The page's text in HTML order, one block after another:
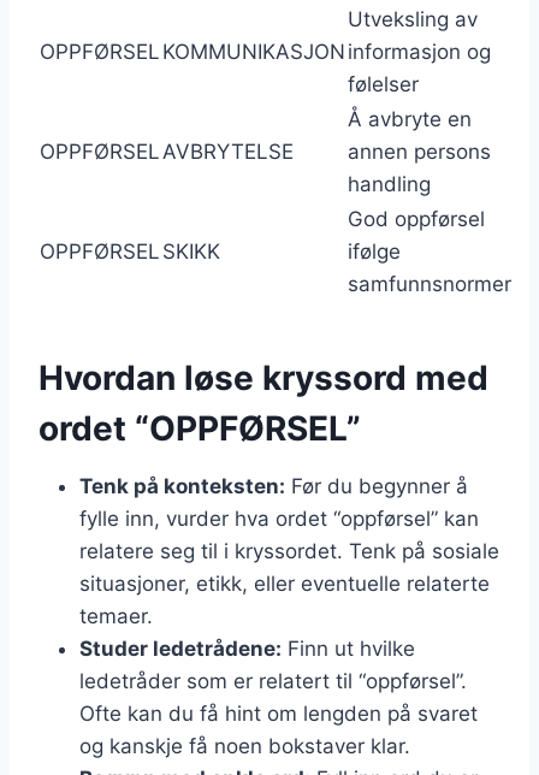
OPPFØRSEL KOMMUNIKASJON
Utveksling av
informasjon og
følelser
OPPFØRSELAVBRYTELSE
Å avbryte en
annen persons
handling
OPPFØRSEL SKIKK
God oppførsel
ifølge
samfunnsnormer
Hvordan løse kryssord med
ordet “OPPFØRSEL”
Tenk på konteksten: Før du begynner å
fylle inn, vurder hva ordet “oppførsel” kan
relatere seg til i kryssordet. Tenk på sosiale
situasjoner, etikk, eller eventuelle relaterte
temaer.
Studer ledetrådene: Finn ut hvilke
ledetråder som er relatert til “oppførsel”.
Ofte kan du få hint om lengden på svaret
og kanskje få noen bokstaver klar.